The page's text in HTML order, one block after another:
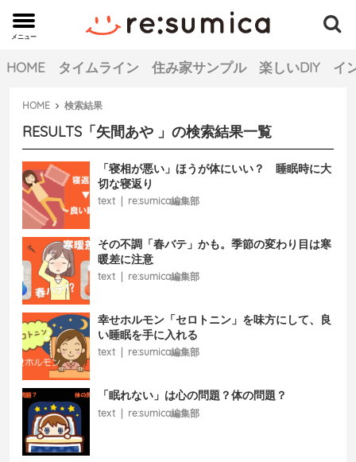
メニュー
MENU
HOME タイムライン 住み家サンプル 楽しいDIY イ
HOME 検索結果
RESULTS「矢間あや 」の検索結果一覧
「寝相が悪い」ほうが体にいい？ 睡眠時に大
切な寝返り
text re:sumica編集部
その不調「春バテ」かも。季節の変わり目は寒
暖差に注意
text re:sumica編集部
幸せホルモン「セロトニン」を味方にして、良
い睡眠を手に入れる
text re:sumica編集部
「眠れない」は心の問題？体の問題？
text | re:sumica編集部